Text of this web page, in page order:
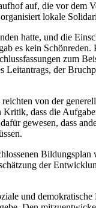
auf, die vor dem
lokale
hatte, und die
es kein
zum
der
von der
dass die
gewesen, dass
der
und